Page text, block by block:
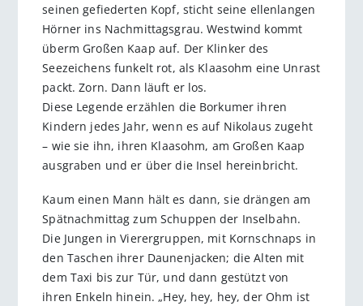
seinen gefiederten Kopf, sticht seine ellenlangen
Hörner ins Nachmittagsgrau. Westwind kommt
überm Großen Kaap auf. Der Klinker des
Seezeichens funkelt rot, als Klaasohm eine Unrast
packt. Zorn. Dann läuft er los.
Diese Legende erzählen die Borkumer ihren
Kindern jedes Jahr, wenn es auf Nikolaus zugeht
– wie sie ihn, ihren Klaasohm, am Großen Kaap
ausgraben und er über die Insel hereinbricht.
Kaum einen Mann hält es dann, sie drängen am
Spätnachmittag zum Schuppen der Inselbahn.
Die Jungen in Vierergruppen, mit Kornschnaps in
den Taschen ihrer Daunenjacken; die Alten mit
dem Taxi bis zur Tür, und dann gestützt von
ihren Enkeln hinein. „Hey, hey, hey, der Ohm ist